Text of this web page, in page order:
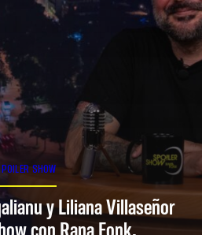
SHOW
y Liliana Villaseñor
con Rana Fonk.